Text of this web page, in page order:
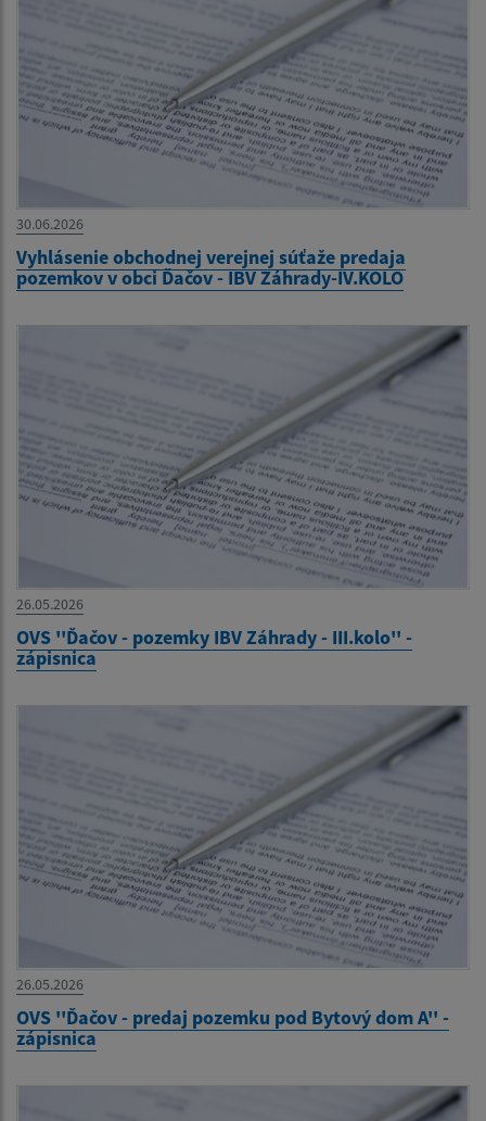
30.06.2026
Vyhlásenie obchodnej verejnej súťaže predaja
pozemkov v obci Ďačov - IBV Záhrady-IV.KOLO
26.05.2026
OVS ''Ďačov - pozemky IBV Záhrady - III.kolo'' -
zápisnica
26.05.2026
OVS ''Ďačov - predaj pozemku pod Bytový dom A'' -
zápisnica